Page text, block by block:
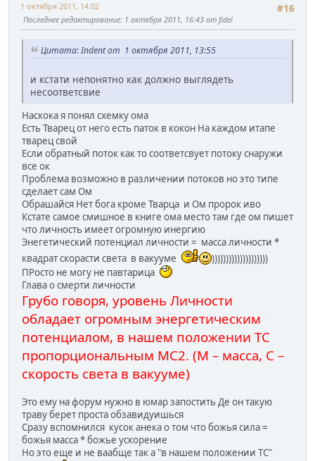
#16
1 октября 2011, 14:02
Последнее редактирование: 1 октября 2011, 16:43 от fidel
Цитата: Indent от 1 октября 2011, 13:55
и кстати непонятно как должно выглядеть
несоответсвие
Наскока я понял схемку ома
Есть Тварец от него есть паток в кокон На каждом итапе
тварец свой
Если обратный поток как то соответсвует потоку снаружи
все ок
Проблема возможно в различении потоков но это типе
сделает сам Ом
Обрашайся Нет бога кроме Тварца и Ом пророк иво
Кстате самое смишное в книге ома место там где ом пишет
что личность имеет огромную инергию
Энегетический потенциал личности = масса личности *
квадрат скорасти света в вакууме
))))))))))))))))))))
ПРосто не могу не павтарица
Глава о смерти личности
Грубо говоря, уровень Личности
обладает огромным энергетическим
потенциалом, в нашем положении ТС
пропорциональным МС2. (М – масса, С –
скорость света в вакууме)
Это ему на форум нужно в юмар запостить Де он такую
траву берет проста обзавидуишься
Сразу вспомнился кусок анека о том что божья сила =
божья масса * божье ускорение
Но это еще и не ваабще так а "в нашем положении ТС"